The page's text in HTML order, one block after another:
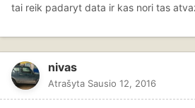
tai reik padaryt data ir kas nori tas
nivas
Atrašyta Sausio 12, 2016